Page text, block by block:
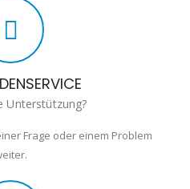
Unterstützung?
Frage oder einem Problem